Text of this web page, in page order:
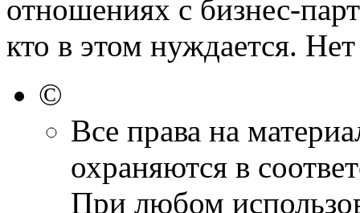
отношениях с бизнес-
кто в этом нуждается.
©
Все права на
охраняются в
При любом